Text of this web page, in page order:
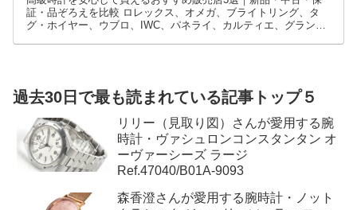
グ・ホイヤー、ウブロ、IWC、パネライ、カルティエ、グランド
セイコーなど、高級時計には数多くのブランドとモデルがありま
過去30日で最も読まれている記事トップ５
時計・ヴァシュロンコンスタンタン オ